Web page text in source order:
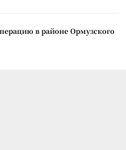
в районе Ормузского